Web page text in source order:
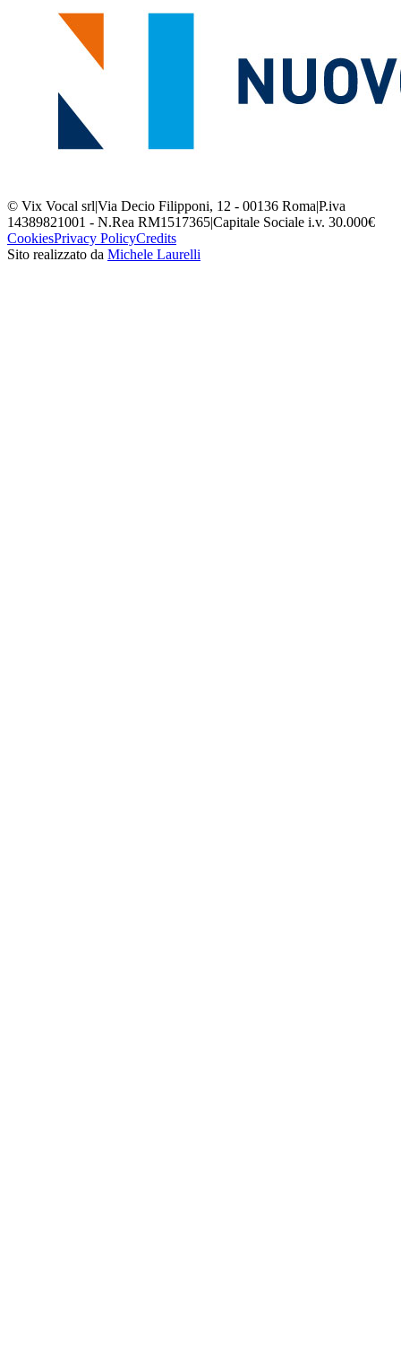
© Vix Vocal srl|Via Decio Filipponi, 12 - 00136 Roma|P.iva
14389821001 - N.Rea RM1517365|Capitale Sociale i.v. 30.000€
CookiesPrivacy PolicyCredits
Sito realizzato da Michele Laurelli